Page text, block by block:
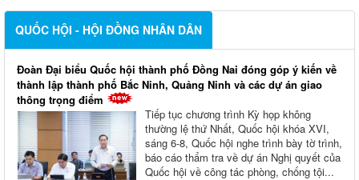
QUỐC HỘI - HỘI ĐỒNG NHÂN DÂN
Đoàn Đại biểu Quốc hội thành phố Đồng Nai đóng góp ý kiến về
thành lập thành phố Bắc Ninh, Quảng Ninh và các dự án giao
thông trọng điểm
Tiếp tục chương trình Kỳ họp không
thường lệ thứ Nhất, Quốc hội khóa XVI,
sáng 6-8, Quốc hội nghe trình bày tờ trình,
báo cáo thẩm tra về dự án Nghị quyết của
Quốc hội về công tác phòng, chống tội...